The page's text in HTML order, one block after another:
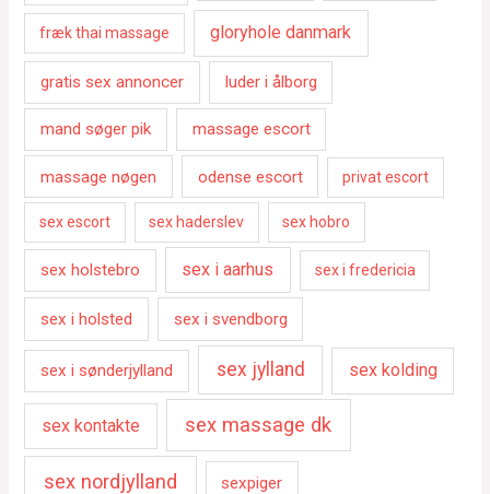
fræk thai massage gloryhole danmark
gratis sex annoncer luder i ålborg
mand søger pik massage escort
massage nøgen odense escort privat escort
sex escort sex haderslev sex hobro
sex holstebro sex i aarhus sex i fredericia
sex i holsted sex i svendborg
sex i sønderjylland sex jylland sex kolding
sex kontakte sex massage dk
sex nordjylland sexpiger